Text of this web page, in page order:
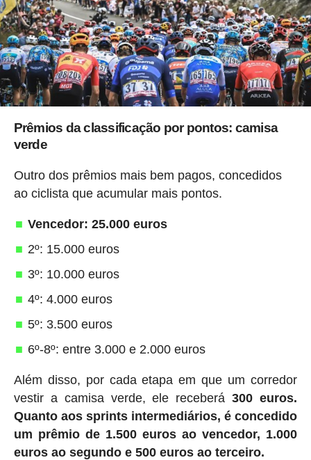
Prêmios da classificação por pontos: camisa
verde
Outro dos prêmios mais bem pagos, concedidos
ao ciclista que acumular mais pontos.
Vencedor: 25.000 euros
2º: 15.000 euros
3º: 10.000 euros
4º: 4.000 euros
5º: 3.500 euros
6º-8º: entre 3.000 e 2.000 euros
Além disso, por cada etapa em que um corredor
vestir a camisa verde, ele receberá300 euros.
Quanto aos sprints intermediários, é concedido
um prêmio de 1.500 euros ao vencedor, 1.000
euros ao segundo e 500 euros ao terceiro.